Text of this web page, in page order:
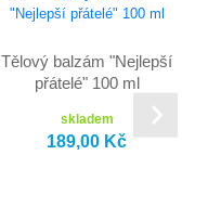
Tělový balzám "Nejlepší
přátelé" 100 ml
skladem
189,00 Kč